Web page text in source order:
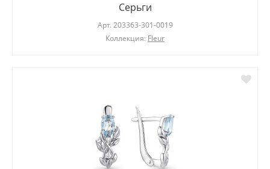
Серьги
Арт. 203363-301-0019
Коллекция: Fleur